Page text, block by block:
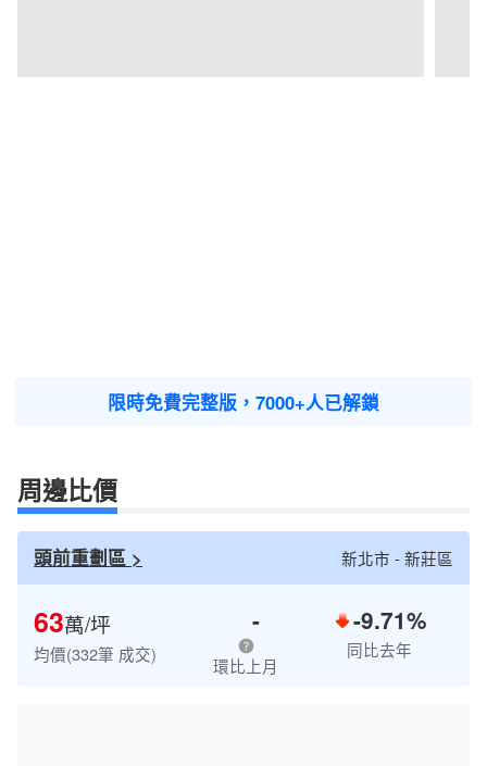
限時免費完整版，7000+人已解鎖
周邊比價
頭前重劃區 > 新北市 - 新莊區
63萬/坪
均價(332筆 成交)
-
環比上月
-9.71%
同比去年